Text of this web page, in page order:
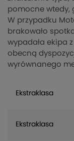
pomocne wtedy,
W przypadku
brakowało
wypadała ekipa
obecną
wyrównanego
Ekstraklasa
Ekstraklasa